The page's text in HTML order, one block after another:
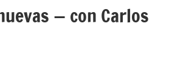
— con Carlos